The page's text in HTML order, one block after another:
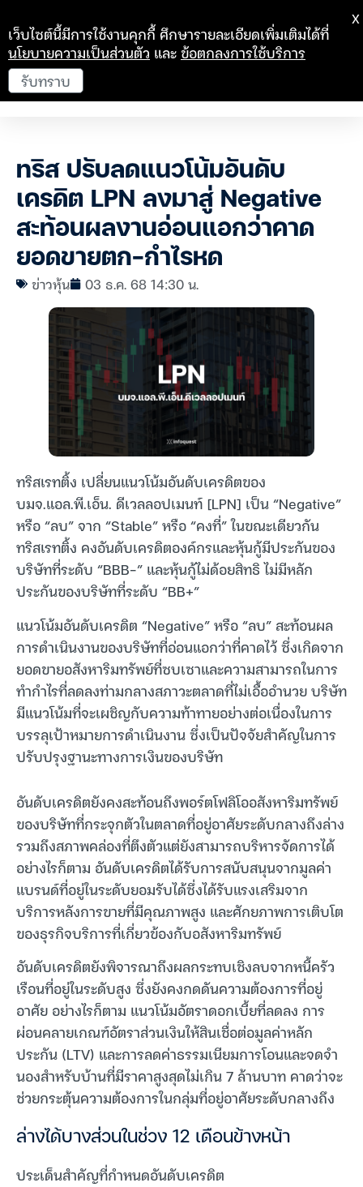
ทริส ปรับลดแนวโน้มอันดับ
เครดิต LPN ลงมาสู่ Negative
สะท้อนผลงานอ่อนแอกว่าคาด
ยอดขายตก-กำไรหด
ข่าวหุ้น 03 ธ.ค. 68 14:30 น.
ทริสเรทติ้ง เปลี่ยนแนวโน้มอันดับเครดิตของ
บมจ.แอล.พี.เอ็น. ดีเวลลอปเมนท์ [LPN] เป็น “Negative”
หรือ “ลบ” จาก “Stable” หรือ “คงที่” ในขณะเดียวกัน
ทริสเรทติ้ง คงอันดับเครดิตองค์กรและหุ้นกู้มีประกันของ
บริษัทที่ระดับ “BBB-” และหุ้นกู้ไม่ด้อยสิทธิ ไม่มีหลัก
ประกันของบริษัทที่ระดับ “BB+”
แนวโน้มอันดับเครดิต “Negative” หรือ “ลบ” สะท้อนผล
การดำเนินงานของบริษัทที่อ่อนแอกว่าที่คาดไว้ ซึ่งเกิดจาก
ยอดขายอสังหาริมทรัพย์ที่ซบเซาและความสามารถในการ
ทำกำไรที่ลดลงท่ามกลางสภาวะตลาดที่ไม่เอื้ออำนวย บริษัท
มีแนวโน้มที่จะเผชิญกับความท้าทายอย่างต่อเนื่องในการ
บรรลุเป้าหมายการดำเนินงาน ซึ่งเป็นปัจจัยสำคัญในการ
ปรับปรุงฐานะทางการเงินของบริษัท
อันดับเครดิตยังคงสะท้อนถึงพอร์ตโฟลิโออสังหาริมทรัพย์
ของบริษัทที่กระจุกตัวในตลาดที่อยู่อาศัยระดับกลางถึงล่าง
รวมถึงสภาพคล่องที่ตึงตัวแต่ยังสามารถบริหารจัดการได้
อย่างไรก็ตาม อันดับเครดิตได้รับการสนับสนุนจากมูลค่า
แบรนด์ที่อยู่ในระดับยอมรับได้ซึ่งได้รับแรงเสริมจาก
บริการหลังการขายที่มีคุณภาพสูง และศักยภาพการเติบโต
ของธุรกิจบริการที่เกี่ยวข้องกับอสังหาริมทรัพย์
อันดับเครดิตยังพิจารณาถึงผลกระทบเชิงลบจากหนี้ครัว
เรือนที่อยู่ในระดับสูง ซึ่งยังคงกดดันความต้องการที่อยู่
อาศัย อย่างไรก็ตาม แนวโน้มอัตราดอกเบี้ยที่ลดลง การ
ผ่อนคลายเกณฑ์อัตราส่วนเงินให้สินเชื่อต่อมูลค่าหลัก
ประกัน (LTV) และการลดค่าธรรมเนียมการโอนและจดจำ
นองสำหรับบ้านที่มีราคาสูงสุดไม่เกิน 7 ล้านบาท คาดว่าจะ
ช่วยกระตุ้นความต้องการในกลุ่มที่อยู่อาศัยระดับกลางถึง
ล่างได้บางส่วนในช่วง 12 เดือนข้างหน้า
ประเด็นสำคัญที่กำหนดอันดับเครดิต
เว็บไซต์นี้มีการใช้งานคุกกี้ ศึกษารายละเอียดเพิ่มเติมได้ที่
นโยบายความเป็นส่วนตัว และข้อตกลงการใช้บริการ
รับทราบ
X